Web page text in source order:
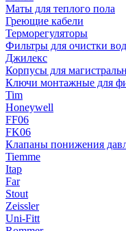
Маты для теплого пола
Греющие кабели
Терморегуляторы
Фильтры для очистки
Джилекс
Корпусы для
Ключи монтажные для
Tim
Honeywell
FF06
FK06
Клапаны понижения
Tiemme
Itap
Far
Stout
Zeissler
Uni-Fitt